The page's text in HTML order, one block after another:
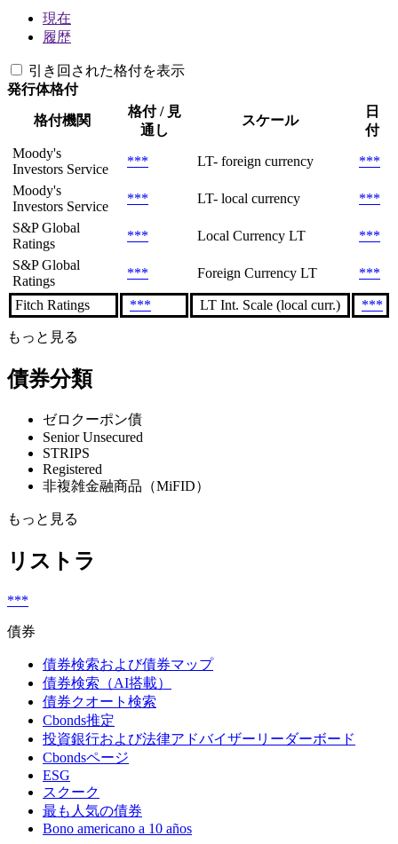
現在
履歴
引き回された格付を表示
発行体格付
格付機関
格付 / 見
通し
スケール
日
付
Moody's
Investors Service
*** LT- foreign currency
***
Moody's
Investors Service
*** LT- local currency
***
S&P Global
Ratings
*** Local Currency LT
***
S&P Global
Ratings
*** Foreign Currency LT ***
Fitch Ratings *** LT Int. Scale (local curr.) ***
もっと見る
債券分類
ゼロクーポン債
Senior Unsecured
STRIPS
Registered
非複雑金融商品（MiFID）
もっと見る
リストラ
***
債券
債券検索および債券マップ
債券検索（AI搭載）
債券クオート検索
Cbonds推定
投資銀行および法律アドバイザーリーダーボード
Cbondsページ
ESG
スクーク
最も人気の債券
Bono americano a 10 años